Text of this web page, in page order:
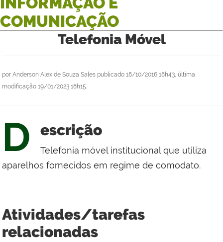
COMUNICAÇÃO
Telefonia Móvel
por Anderson Alex de Souza Sales publicado 18/10/2016 18h43, última
modificação 19/01/2023 18h15
D escrição
Telefonia móvel institucional que utiliza
aparelhos fornecidos em regime de comodato.
Atividades/tarefas
relacionadas